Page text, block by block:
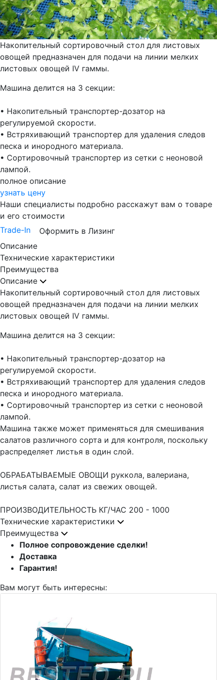
Накопительный сортировочный стол для листовых
овощей предназначен для подачи на линии мелких
листовых овощей IV гаммы.
Машина делится на 3 секции:
• Накопительный транспортер-дозатор на
регулируемой скорости.
• Встряхивающий транспортер для удаления следов
песка и инородного материала.
• Сортировочный транспортер из сетки с неоновой
лампой.
полное описание
узнать цену
Наши специалисты подробно расскажут вам о товаре
и его стоимости
Trade-In
Оформить в Лизинг
Описание
Технические характеристики
Преимущества
Описание
Накопительный сортировочный стол для листовых
овощей предназначен для подачи на линии мелких
листовых овощей IV гаммы.
Машина делится на 3 секции:
• Накопительный транспортер-дозатор на
регулируемой скорости.
• Встряхивающий транспортер для удаления следов
песка и инородного материала.
• Сортировочный транспортер из сетки с неоновой
лампой.
Машина также может применяться для смешивания
салатов различного сорта и для контроля, поскольку
распределяет листья в один слой.
ОБРАБАТЫВАЕМЫЕ ОВОЩИ руккола, валериана,
листья салата, салат из свежих овощей.
ПРОИЗВОДИТЕЛЬНОСТЬ КГ/ЧАС 200 - 1000
Технические характеристики
Преимущества
Полное сопровождение сделки!
Доставка
Гарантия!
Вам могут быть интересны: